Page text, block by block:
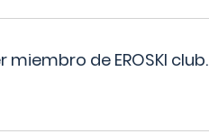
de EROSKI club.